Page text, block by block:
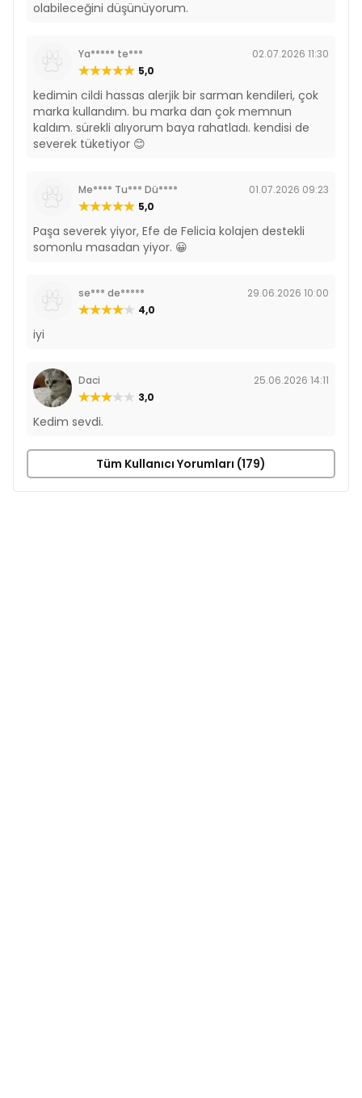
olabileceğini düşünüyorum.
Ya***** te***
02.07.2026 11:30
5,0
kedimin cildi hassas alerjik bir sarman kendileri, çok
marka kullandım. bu marka dan çok memnun
kaldım. sürekli alıyorum baya rahatladı. kendisi de
severek tüketiyor 😊
Me**** Tu*** Dü****
01.07.2026 09:23
5,0
Paşa severek yiyor, Efe de Felicia kolajen destekli
somonlu masadan yiyor. 😀
se*** de*****
29.06.2026 10:00
4,0
iyi
Daci
25.06.2026 14:11
3,0
Kedim sevdi.
Tüm Kullanıcı Yorumları (179)